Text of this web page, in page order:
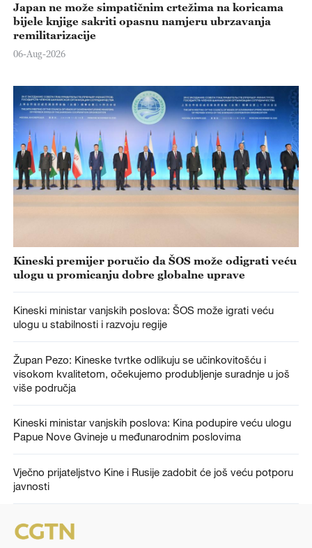
Japan ne može simpatičnim crtežima na koricama
bijele knjige sakriti opasnu namjeru ubrzavanja
remilitarizacije
06-Aug-2026
Kineski premijer poručio da ŠOS može odigrati veću
ulogu u promicanju dobre globalne uprave
Kineski ministar vanjskih poslova: ŠOS može igrati veću
ulogu u stabilnosti i razvoju regije
Župan Pezo: Kineske tvrtke odlikuju se učinkovitošću i
visokom kvalitetom, očekujemo produbljenje suradnje u još
više područja
Kineski ministar vanjskih poslova: Kina podupire veću ulogu
Papue Nove Gvineje u međunarodnim poslovima
Vječno prijateljstvo Kine i Rusije zadobit će još veću potporu
javnosti